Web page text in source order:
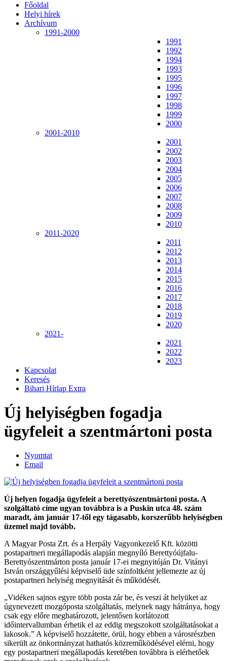
Főoldal
Helyi hírek
Archívum
1991-2000
1991
1992
1994
1993
1995
1996
1997
1998
1999
2000
2001-2010
2001
2002
2003
2004
2005
2006
2007
2008
2009
2010
2011-2020
2011
2012
2013
2014
2015
2016
2017
2018
2019
2020
2021-
2021
2022
2023
Kapcsolat
Keresés
Bihari Hírlap Extra
Új helyiségben fogadja
ügyfeleit a szentmártoni posta
Nyomtat
Email
Új helyen fogadja ügyfeleit a berettyószentmártoni posta. A
szolgáltató címe ugyan továbbra is a Puskin utca 48. szám
maradt, ám január 17-től egy tágasabb, korszerűbb helyiségben
üzemel majd tovább.
A Magyar Posta Zrt. és a Herpály Vagyonkezelő Kft. közötti
postapartneri megállapodás alapján megnyíló Berettyóújfalu-
Berettyószentmárton posta január 17-ei megnyitóján Dr. Vitányi
István országgyűlési képviselő üde színfoltként jellemezte az új
postapartneri helyiség megnyitását és működését.
„Vidéken sajnos egyre több posta zár be, és veszi át helyüket az
úgynevezett mozgóposta szolgáltatás, melynek nagy hátránya, hogy
csak egy előre meghatározott, jelentősen korlátozott
időintervallumban érhetik el az eddig megszokott szolgáltatásokat a
lakosok.” A képviselő hozzátette, örül, hogy ebben a városrészben
sikerült az önkormányzat hathatós közreműködésével elérni, hogy
egy postapartneri megállapodás keretében továbbra is elérhetőek